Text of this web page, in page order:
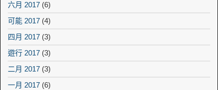
六月 2017 (6)
可能 2017 (4)
四月 2017 (3)
遊行 2017 (3)
二月 2017 (3)
一月 2017 (6)